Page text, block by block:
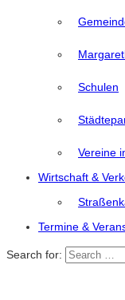
Schulen
Vereine
Wirtschaft &
Termine &
Search for: